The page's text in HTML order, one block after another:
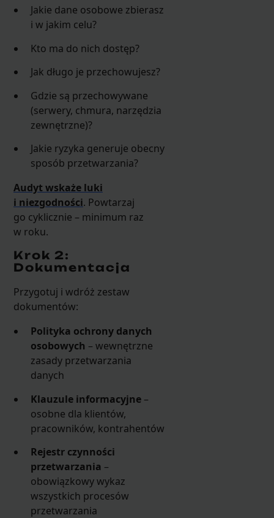
Jakie dane osobowe zbierasz
i w jakim celu?
Kto ma do nich dostęp?
Jak długo je przechowujesz?
Gdzie są przechowywane
(serwery, chmura, narzędzia
zewnętrzne)?
Jakie ryzyka generuje obecny
sposób przetwarzania?
Audyt wskaże luki
i niezgodności. Powtarzaj
go cyklicznie – minimum raz
w roku.
Krok 2:
Dokumentacja
Przygotuj i wdróż zestaw
dokumentów:
Polityka ochrony danych
osobowych – wewnętrzne
zasady przetwarzania
danych
Klauzule informacyjne –
osobne dla klientów,
pracowników, kontrahentów
Rejestr czynności
przetwarzania –
obowiązkowy wykaz
wszystkich procesów
przetwarzania